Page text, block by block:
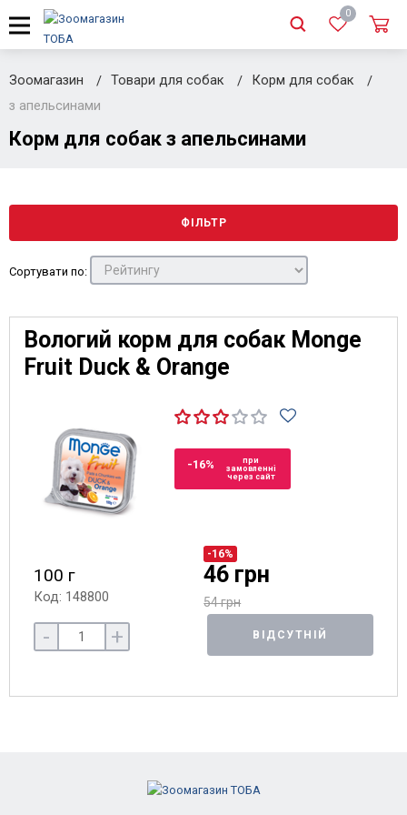
0
Зоомагазин Товари для собак
Корм для собак
з апельсинами
Корм для собак з апельсинами
ФІЛЬТР
Сортувати по:
Вологий корм для собак Monge
Fruit Duck & Orange
-16%
при
замовленні
через сайт
100 г
Код: 148800
-16%
46 грн
54 грн
- + ВІДСУТНІЙ